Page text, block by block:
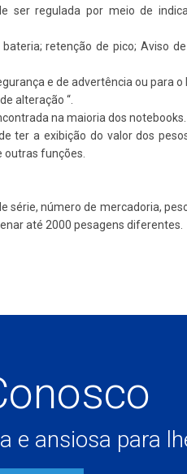
ser regulada por meio de
retenção de pico; Aviso
e de advertência ou para o
alteração “.
na maioria dos notebooks.
ter a exibição do valor dos
funções.
série, número de mercadoria,
até 2000 pesagens diferentes.
e ansiosa para